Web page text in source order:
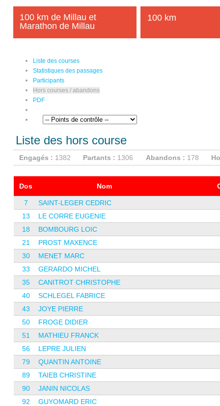
100 km de Millau et
Marathon de Millau
100 km
Liste des courses
Statistiques des passages
Participants
Hors courses / abandons
PDF
Liste des hors course
Engagés : 1382 Partants : 1306 Abandons : 178
Dos Nom
7
SAINT-LEGER CEDRIC
13
LE CORRE EUGENIE
18
BOMBOURG LOIC
21
PROST MAXENCE
30
MENET MARC
33
GERARDO MICHEL
35
CANITROT CHRISTOPHE
40
SCHLEGEL FABRICE
43
JOYE PIERRE
50
FROGE DIDIER
51
MATHIEU FRANCK
56
LEPRE JULIEN
79
QUANTIN ANTOINE
89
TAIEB CHRISTINE
90
JANIN NICOLAS
92
GUYOMARD ERIC